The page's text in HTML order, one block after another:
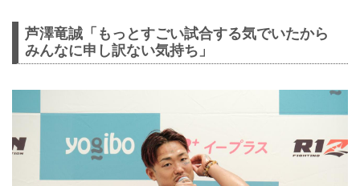
芦澤竜誠「もっとすごい試合する気でいたから
みんなに申し訳ない気持ち」